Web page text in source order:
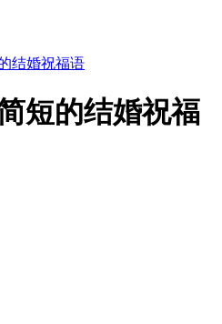
结婚祝福语
短的结婚祝福